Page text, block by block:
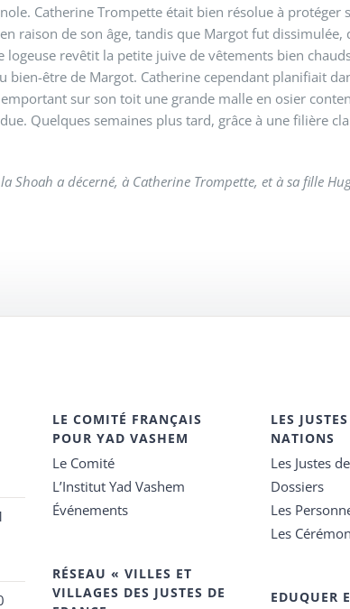
Catherine Trompette était bien résolue à
raison de son âge, tandis que Margot fut
revêtit la petite juive de vêtements bien
être de Margot. Catherine cependant planifiait
sur son toit une grande malle en osier
Quelques semaines plus tard, grâce à une filière
a décerné, à Catherine Trompette, et à sa fille
LE COMITÉ FRANÇAIS
POUR YAD VASHEM
Le Comité
L’Institut Yad Vashem
Événements
RÉSEAU « VILLES ET
VILLAGES DES JUSTES DE
LES
NATIONS
Les Justes
Dossiers
Les
Les
EDUQUER